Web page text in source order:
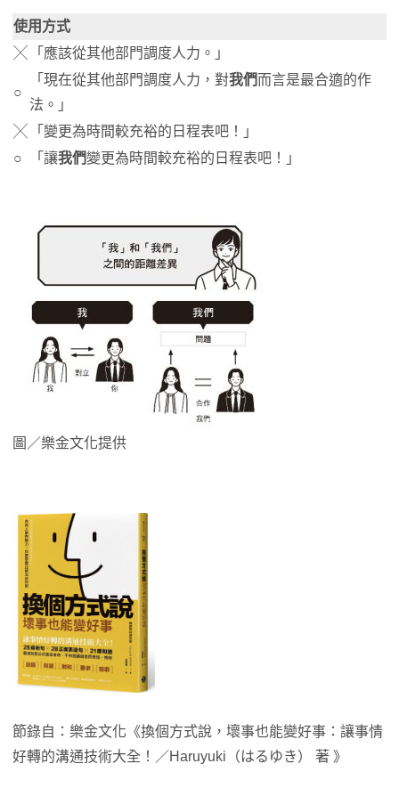
使用方式
╳
「應該從其他部門調度人力。」
○
「現在從其他部門調度人力，對我們而言是最合適的作
法。」
╳
「變更為時間較充裕的日程表吧！」
○
「讓我們變更為時間較充裕的日程表吧！」
圖／樂金文化提供
節錄自：樂金文化《換個方式說，壞事也能變好事：讓事情
好轉的溝通技術大全！／Haruyuki（はるゆき） 著 》